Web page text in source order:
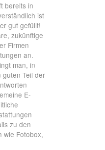
bereits in
ist
gut gefüllt!
zukünftige
Firmen
an.
man, in
guten Teil der
E-
zu den
wie Fotobox,